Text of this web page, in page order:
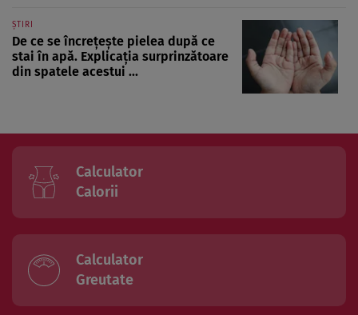
ȘTIRI
De ce se încrețește pielea după ce
stai în apă. Explicația surprinzătoare
din spatele acestui ...
Calculator
Calorii
Calculator
Greutate